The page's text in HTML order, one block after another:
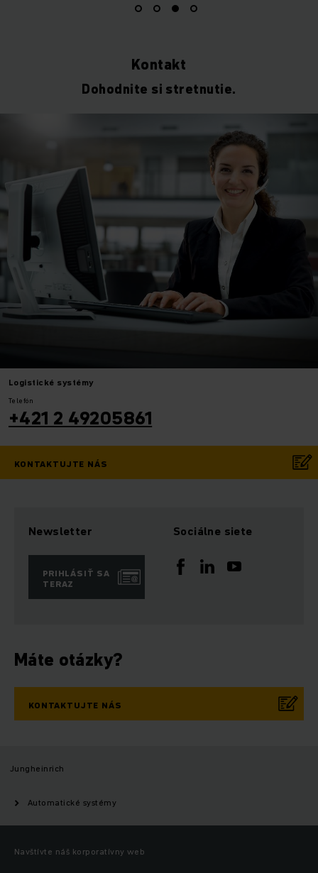
Kontakt
Dohodnite si stretnutie.
Logistické systémy
Telefón
+421 2 49205861
KONTAKTUJTE NÁS
Newsletter
PRIHLÁSIŤ SA
TERAZ
Sociálne siete
Máte otázky?
KONTAKTUJTE NÁS
Jungheinrich
Automatické systémy
Navštívte náš korporatívny web